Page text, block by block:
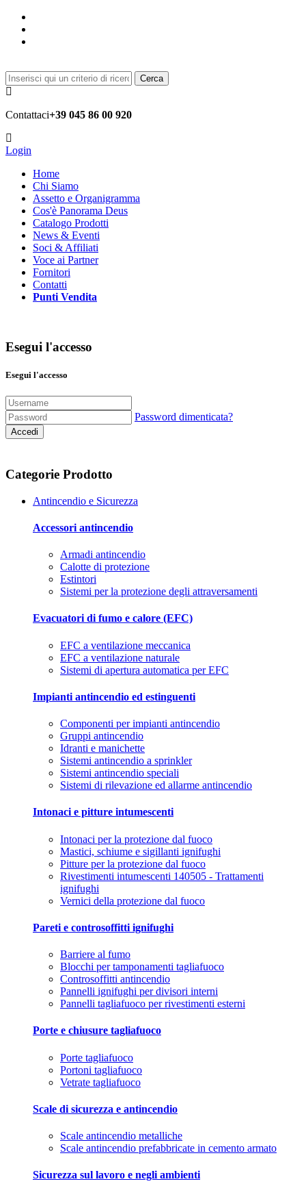
Cerca
Contattaci+39 045 86 00 920
Login
Home
Chi Siamo
Assetto e Organigramma
Cos'è Panorama Deus
Catalogo Prodotti
News & Eventi
Soci & Affiliati
Voce ai Partner
Fornitori
Contatti
Punti Vendita
Esegui l'accesso
Esegui l'accesso
Password dimenticata?
Accedi
Categorie Prodotto
Antincendio e Sicurezza
Accessori antincendio
Armadi antincendio
Calotte di protezione
Estintori
Sistemi per la protezione degli attraversamenti
Evacuatori di fumo e calore (EFC)
EFC a ventilazione meccanica
EFC a ventilazione naturale
Sistemi di apertura automatica per EFC
Impianti antincendio ed estinguenti
Componenti per impianti antincendio
Gruppi antincendio
Idranti e manichette
Sistemi antincendio a sprinkler
Sistemi antincendio speciali
Sistemi di rilevazione ed allarme antincendio
Intonaci e pitture intumescenti
Intonaci per la protezione dal fuoco
Mastici, schiume e sigillanti ignifughi
Pitture per la protezione dal fuoco
Rivestimenti intumescenti 140505 - Trattamenti
ignifughi
Vernici della protezione dal fuoco
Pareti e controsoffitti ignifughi
Barriere al fumo
Blocchi per tamponamenti tagliafuoco
Controsoffitti antincendio
Pannelli ignifughi per divisori interni
Pannelli tagliafuoco per rivestimenti esterni
Porte e chiusure tagliafuoco
Porte tagliafuoco
Portoni tagliafuoco
Vetrate tagliafuoco
Scale di sicurezza e antincendio
Scale antincendio metalliche
Scale antincendio prefabbricate in cemento armato
Sicurezza sul lavoro e negli ambienti